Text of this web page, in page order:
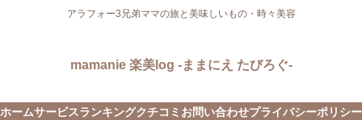
アラフォー3兄弟ママの旅と美味しいもの・時々美容
mamanie 楽美log -ままにえ たびろぐ-
ホームサービスランキングクチコミ お問い合わせプライバシーポリシー